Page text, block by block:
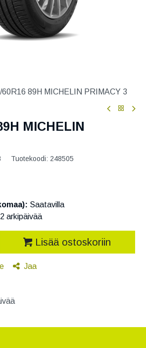
60R16 89H MICHELIN PRIMACY 3
MICHELIN
Tuotekoodi: 248505
Saatavilla
arkipäivää
Lisää ostoskoriin
Jaa